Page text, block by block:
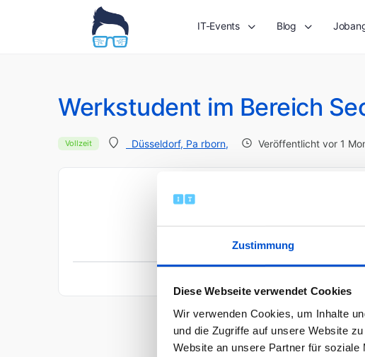
Zustimmung
Diese Webseite verwendet Cookies
Wir verwenden Cookies, um Inhalte
und die Zugriffe auf unsere Website
Website an unsere Partner für soziale
IT-Events Blog
Werkstudent im Bereich
Vollzeit Düsseldorf, Pa rborn, Veröffentlicht vor 1
Jetzt